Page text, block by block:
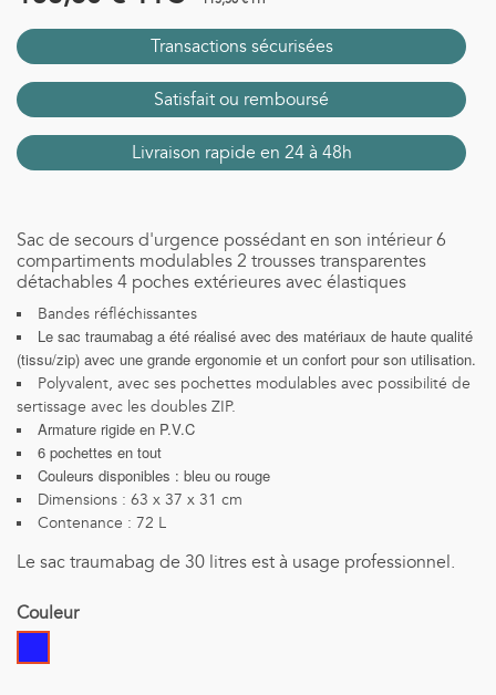
Transactions sécurisées
Satisfait ou remboursé
Livraison rapide en 24 à 48h
Sac de secours d'urgence possédant en son intérieur 6
compartiments modulables 2 trousses transparentes
détachables 4 poches extérieures avec élastiques
Bandes réfléchissantes
Le sac traumabag a été réalisé avec des matériaux de haute qualité
(tissu/zip) avec une grande ergonomie et un confort pour son utilisation.
Polyvalent, avec ses pochettes modulables avec possibilité de
sertissage avec les doubles ZIP.
Armature rigide en P.V.C
6 pochettes en tout
Couleurs disponibles : bleu ou rouge
Dimensions : 63 x 37 x 31 cm
Contenance : 72 L
Le sac traumabag de 30 litres est à usage professionnel.
Couleur
foncé